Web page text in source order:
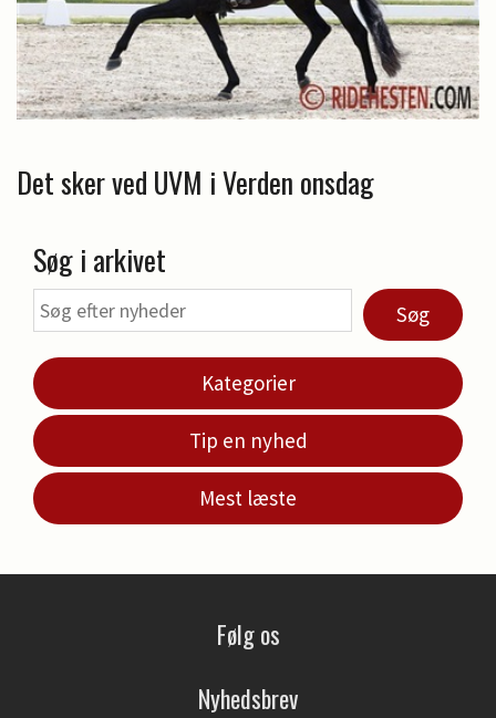
Det sker ved UVM i Verden onsdag
Søg i arkivet
Søg
Kategorier
Tip en nyhed
Mest læste
Følg os
Nyhedsbrev